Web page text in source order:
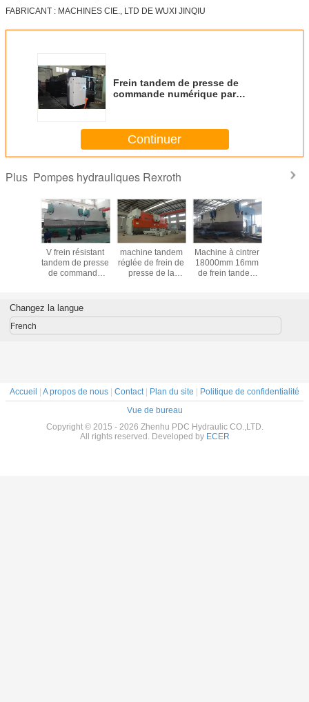
FABRICANT : MACHINES CIE., LTD DE WUXI JINQIU
Frein tandem de presse de
commande numérique par
hydraulique pour le poteau de
lampe
Continuer
Plus Pompes hydrauliques Rexroth
V frein résistant
tandem de presse
de commande
cannelure pour
les plaques
recourbement
machine tandem
réglée de frein de
presse de la
40mm DELEM
automatiques
Machine à cintrer
18000mm 16mm
de frein tandem
ordinateur de
double
Changez la langue
French
Accueil A propos de nous Contact| Plan du site
Politique de confidentialité
Vue de bureau
Copyright © 2015 - 2026 Zhenhu PDC Hydraulic CO.,LTD.
All rights reserved. Developed by ECER